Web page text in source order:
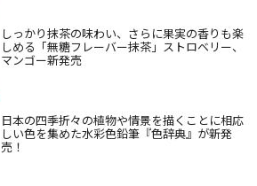
しっかり抹茶の味わい、さらに果実の香りも楽
しめる「無糖フレーバー抹茶」ストロベリー、
マンゴー新発売
日本の四季折々の植物や情景を描くことに相応
しい色を集めた水彩色鉛筆『色辞典』が新発
売！